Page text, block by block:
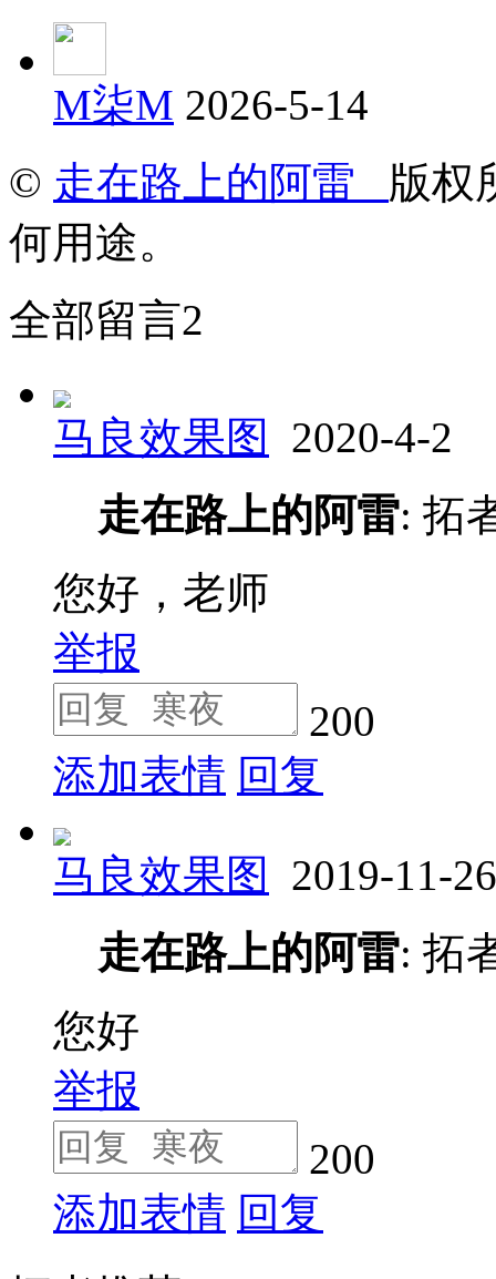
M柒M 2026-5-14
© 走在路上的阿雷 版权
何用途。
全部留言2
马良效果图
2020-4-2
走在路上的阿雷: 拓
您好，老师
举报
200
添加表情 回复
马良效果图
2019-11-26
走在路上的阿雷: 拓
您好
举报
200
添加表情 回复